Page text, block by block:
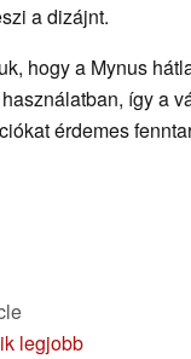
a dizájnt.
hogy a Mynus
így a
érdemes
legjobb